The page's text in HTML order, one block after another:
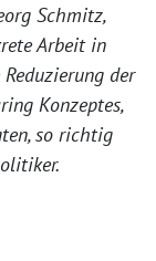
Schmitz,
Arbeit in
der
Konzeptes,
so richtig